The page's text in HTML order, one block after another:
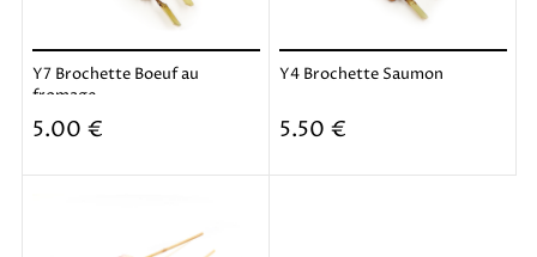
Y7 Brochette Boeuf au
fromage
5.00 €
Y4 Brochette Saumon
5.50 €